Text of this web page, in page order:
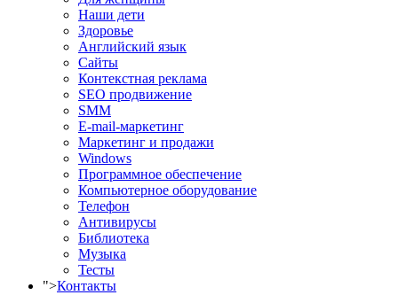
Наши дети
Здоровье
Английский язык
Сайты
Контекстная реклама
SEO продвижение
SMM
E-mail-маркетинг
Маркетинг и продажи
Windows
Программное обеспечение
Компьютерное оборудование
Телефон
Антивирусы
Библиотека
Музыка
Тесты
">Контакты